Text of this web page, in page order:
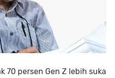
70 persen Gen Z lebih suka